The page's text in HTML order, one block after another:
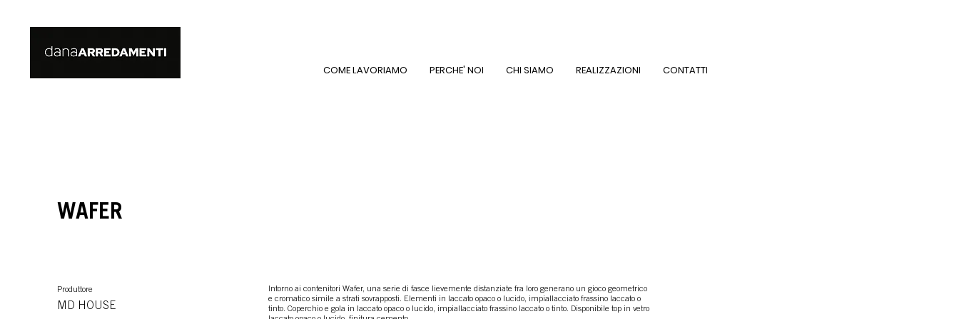
COME LAVORIAMO PERCHE' NOI CHI SIAMO REALIZZAZIONI CONTATTI
WAFER
Produttore
MD HOUSE
Intorno ai contenitori Wafer, una serie di fasce lievemente distanziate fra loro generano un gioco geometrico
e cromatico simile a strati sovrapposti. Elementi in laccato opaco o lucido, impiallacciato frassino laccato o
tinto. Coperchio e gola in laccato opaco o lucido, impiallacciato frassino laccato o tinto. Disponibile top in vetro